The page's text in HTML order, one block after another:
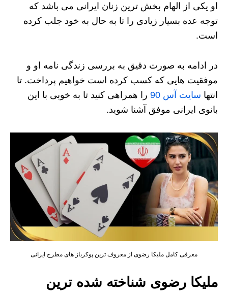
او یکی از الهام بخش ترین زنان ایرانی می باشد که
توجه عده بسیار زیادی را تا به حال به خود جلب کرده
است.
در ادامه به صورت دقیق به بررسی زندگی نامه او و
موفقیت هایی که کسب کرده است خواهیم پرداخت. تا
انتها سایت آس 90
را همراهی کنید تا به خوبی با این
بانوی ایرانی موفق آشنا شوید.
معرفی کامل ملیکا رضوی از معروف ترین پوکرباز های مطرح ایرانی
ملیکا رضوی شناخته‌ شده‌ ترین